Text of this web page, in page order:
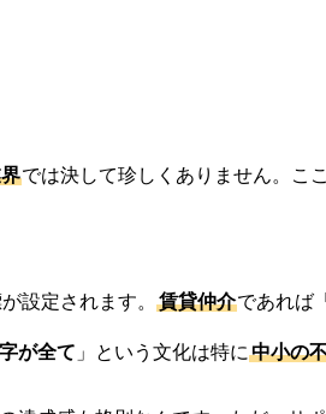
では決して珍しくありません。こ
設定されます。賃貸仲介であれば
が全て 」という文化は特に 中小の